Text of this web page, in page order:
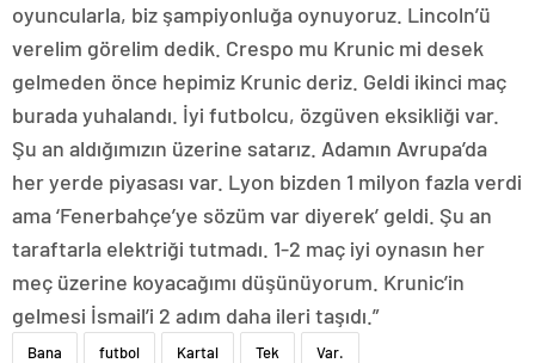
oyuncularla, biz şampiyonluğa oynuyoruz. Lincoln’ü
verelim görelim dedik. Crespo mu Krunic mi desek
gelmeden önce hepimiz Krunic deriz. Geldi ikinci maç
burada yuhalandı. İyi futbolcu, özgüven eksikliği var.
Şu an aldığımızın üzerine satarız. Adamın Avrupa’da
her yerde piyasası var. Lyon bizden 1 milyon fazla verdi
ama ‘Fenerbahçe’ye sözüm var diyerek’ geldi. Şu an
taraftarla elektriği tutmadı. 1-2 maç iyi oynasın her
meç üzerine koyacağımı düşünüyorum. Krunic’in
gelmesi İsmail’i 2 adım daha ileri taşıdı.”
Bana futbol Kartal Tek Var.